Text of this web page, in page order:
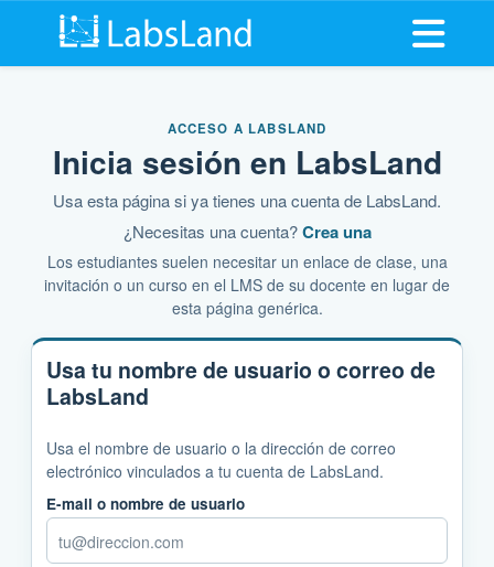
Abrir
ACCESO A LABSLAND
Inicia sesión en LabsLand
Usa esta página si ya tienes una cuenta de LabsLand.
¿Necesitas una cuenta?Crea una
Los estudiantes suelen necesitar un enlace de clase, una
invitación o un curso en el LMS de su docente en lugar de
esta página genérica.
Usa tu nombre de usuario o correo de
LabsLand
Usa el nombre de usuario o la dirección de correo
electrónico vinculados a tu cuenta de LabsLand.
E-mail o nombre de usuario